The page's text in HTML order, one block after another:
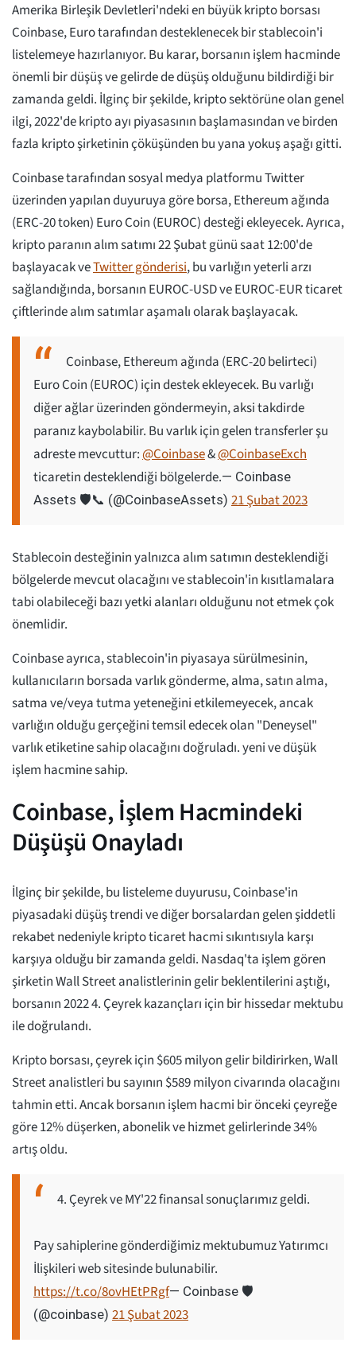
Amerika Birleşik Devletleri'ndeki en büyük kripto borsası
Coinbase, Euro tarafından desteklenecek bir stablecoin'i
listelemeye hazırlanıyor. Bu karar, borsanın işlem hacminde
önemli bir düşüş ve gelirde de düşüş olduğunu bildirdiği bir
zamanda geldi. İlginç bir şekilde, kripto sektörüne olan genel
ilgi, 2022'de kripto ayı piyasasının başlamasından ve birden
fazla kripto şirketinin çöküşünden bu yana yokuş aşağı gitti.
Coinbase tarafından sosyal medya platformu Twitter
üzerinden yapılan duyuruya göre borsa, Ethereum ağında
(ERC-20 token) Euro Coin (EUROC) desteği ekleyecek. Ayrıca,
kripto paranın alım satımı 22 Şubat günü saat 12:00'de
başlayacak veTwitter gönderisi, bu varlığın yeterli arzı
sağlandığında, borsanın EUROC-USD ve EUROC-EUR ticaret
çiftlerinde alım satımlar aşamalı olarak başlayacak.
Coinbase, Ethereum ağında (ERC-20 belirteci)
Euro Coin (EUROC) için destek ekleyecek. Bu varlığı
diğer ağlar üzerinden göndermeyin, aksi takdirde
paranız kaybolabilir. Bu varlık için gelen transferler şu
adreste mevcuttur:@Coinbase&@CoinbaseExch
ticaretin desteklendiği bölgelerde.— Coinbase
Assets 🛡️📞 (@CoinbaseAssets) 21 Şubat 2023
Stablecoin desteğinin yalnızca alım satımın desteklendiği
bölgelerde mevcut olacağını ve stablecoin'in kısıtlamalara
tabi olabileceği bazı yetki alanları olduğunu not etmek çok
önemlidir.
Coinbase ayrıca, stablecoin'in piyasaya sürülmesinin,
kullanıcıların borsada varlık gönderme, alma, satın alma,
satma ve/veya tutma yeteneğini etkilemeyecek, ancak
varlığın olduğu gerçeğini temsil edecek olan "Deneysel"
varlık etiketine sahip olacağını doğruladı. yeni ve düşük
işlem hacmine sahip.
Coinbase, İşlem Hacmindeki
Düşüşü Onayladı
İlginç bir şekilde, bu listeleme duyurusu, Coinbase'in
piyasadaki düşüş trendi ve diğer borsalardan gelen şiddetli
rekabet nedeniyle kripto ticaret hacmi sıkıntısıyla karşı
karşıya olduğu bir zamanda geldi. Nasdaq'ta işlem gören
şirketin Wall Street analistlerinin gelir beklentilerini aştığı,
borsanın 2022 4. Çeyrek kazançları için bir hissedar mektubu
ile doğrulandı.
Kripto borsası, çeyrek için $605 milyon gelir bildirirken, Wall
Street analistleri bu sayının $589 milyon civarında olacağını
tahmin etti. Ancak borsanın işlem hacmi bir önceki çeyreğe
göre 12% düşerken, abonelik ve hizmet gelirlerinde 34%
artış oldu.
4. Çeyrek ve MY'22 finansal sonuçlarımız geldi.
Pay sahiplerine gönderdiğimiz mektubumuz Yatırımcı
İlişkileri web sitesinde bulunabilir.
https://t.co/8ovHEtPRgf— Coinbase 🛡️
(@coinbase) 21 Şubat 2023